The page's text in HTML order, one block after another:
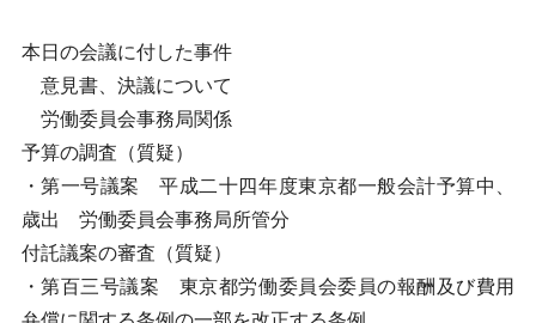
本日の会議に付した事件
意見書、決議について
労働委員会事務局関係
予算の調査（質疑）
・第一号議案 平成二十四年度東京都一般会計予算中、
歳出 労働委員会事務局所管分
付託議案の審査（質疑）
・第百三号議案 東京都労働委員会委員の報酬及び費用